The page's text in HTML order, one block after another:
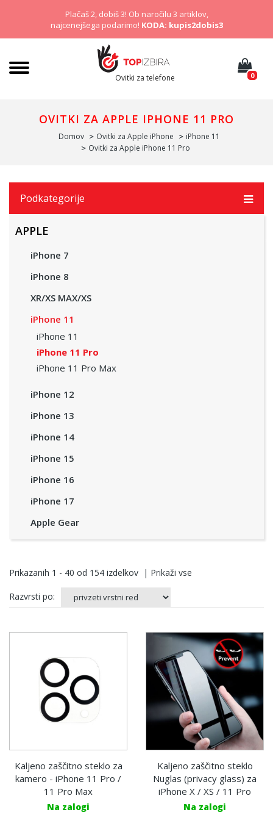
Plačaš 2, dobiš 3! Ob naročilu 3 artiklov,
najcenejšega podarimo! KODA: kupis2dobis3
Ovitki za telefone 0
OVITKI ZA APPLE IPHONE 11 PRO
Domov Ovitki za Apple iPhone
iPhone 11
Ovitki za Apple iPhone 11 Pro
Podkategorije
APPLE
iPhone 7
iPhone 8
XR/XS MAX/XS
iPhone 11
iPhone 11
iPhone 11 Pro
iPhone 11 Pro Max
iPhone 12
iPhone 13
iPhone 14
iPhone 15
iPhone 16
iPhone 17
Apple Gear
Prikazanih 1 - 40 od 154 izdelkov | Prikaži vse
Razvrsti po:
Kaljeno zaščitno steklo za
kamero - iPhone 11 Pro /
11 Pro Max
Na zalogi
Kaljeno zaščitno steklo
Nuglas (privacy glass) za
iPhone X / XS / 11 Pro
Na zalogi